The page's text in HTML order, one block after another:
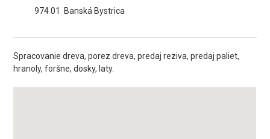
974 01
Banská Bystrica
Spracovanie dreva, porez dreva, predaj reziva, predaj paliet,
hranoly, foršne, dosky, laty.